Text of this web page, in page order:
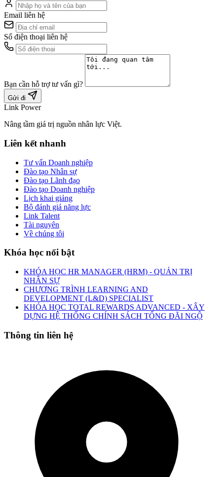
Email liên hệ
Số điện thoại liên hệ
Bạn cần hỗ trợ tư vấn gì?
Gửi đi
Link Power
Nâng tầm giá trị nguồn nhân lực Việt.
Liên kết nhanh
Tư vấn Doanh nghiệp
Đào tạo Nhân sự
Đào tạo Lãnh đạo
Đào tạo Doanh nghiệp
Lịch khai giảng
Bộ đánh giá năng lực
Link Talent
Tài nguyên
Về chúng tôi
Khóa học nổi bật
KHÓA HỌC HR MANAGER (HRM) - QUẢN TRỊ
NHÂN SỰ
CHƯƠNG TRÌNH LEARNING AND
DEVELOPMENT (L&D) SPECIALIST
KHÓA HỌC TOTAL REWARDS ADVANCED - XÂY
DỰNG HỆ THỐNG CHÍNH SÁCH TỔNG ĐÃI NGỘ
Thông tin liên hệ